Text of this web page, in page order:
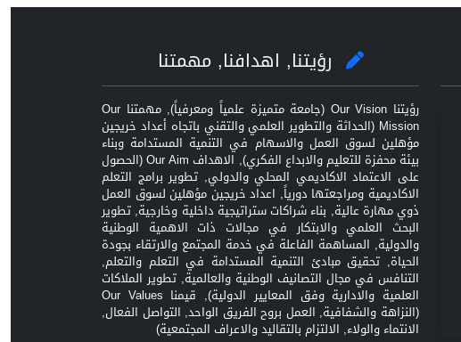
رؤيتنا, اهدافنا, مهمتنا
رؤيتنا Our Vision (جامعة متميزة علمياً ومعرفياً), مهمتنا Our
Mission (الحداثة والتطوير العلمي والتقني باتجاه أعداد خريجين
مؤهلين لسوق العمل والاسهام في التنمية المستدامة وبناء
بيئة محفزة للتعليم والابداع الفكري), الاهداف Our Aim (الحصول
على الاعتماد الاكاديمي المحلي والدولي, تطوير برامج التعلم
الاكاديمية ومراجعتها دورياً, اعداد خريجين مؤهلين لسوق العمل
ذوي مهارة عالية, بناء شراكات ستراتيجية داخلية وخارجية, تطوير
البحث العلمي والابتكار في مجالات ذات الاهمية الوطنية
والدولية, المساهمة الفاعلة في خدمة المجتمع والارتقاء بجودة
الحياة, تحقيق مبادئ التنمية المستدامة في التعلم والتعلم,
التنافس في مجال التصانيف الوطنية والعالمية, تطوير الملاكات
العلمية والادارية وفق المعايير الدولية), قيمنا Our Values
(النزاهة والشفافية, العمل بروح الفريق الواحد, التواصل الفعال,
الانتماء والولاء, الالتزام بالتقاليد والاعراف المجتمعية)